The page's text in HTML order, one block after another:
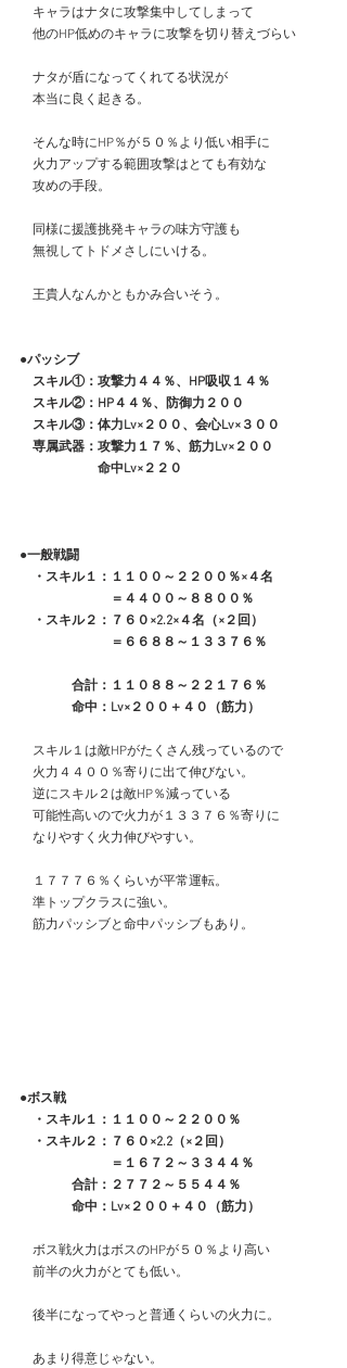
キャラはナタに攻撃集中してしまって
他のHP低めのキャラに攻撃を切り替えづらい
ナタが盾になってくれてる状況が
本当に良く起きる。
そんな時にHP％が５０％より低い相手に
火力アップする範囲攻撃はとても有効な
攻めの手段。
同様に援護挑発キャラの味方守護も
無視してトドメさしにいける。
王貴人なんかともかみ合いそう。
●パッシブ
スキル①：攻撃力４４％、HP吸収１４％
スキル②：HP４４％、防御力２００
スキル③：体力Lv×２００、会心Lv×３００
専属武器：攻撃力１７％、筋力Lv×２００
命中Lv×２２０
●一般戦闘
・スキル１：１１００～２２００％×４名
＝４４００～８８００％
・スキル２：７６０×2.2×４名（×２回）
＝６６８８～１３３７６％
合計：１１０８８～２２１７６％
命中：Lv×２００＋４０（筋力）
スキル１は敵HPがたくさん残っているので
火力４４００％寄りに出て伸びない。
逆にスキル２は敵HP％減っている
可能性高いので火力が１３３７６％寄りに
なりやすく火力伸びやすい。
１７７７６％くらいが平常運転。
準トップクラスに強い。
筋力パッシブと命中パッシブもあり。
●ボス戦
・スキル１：１１００～２２００％
・スキル２：７６０×2.2（×２回）
＝１６７２～３３４４％
合計：２７７２～５５４４％
命中：Lv×２００＋４０（筋力）
ボス戦火力はボスのHPが５０％より高い
前半の火力がとても低い。
後半になってやっと普通くらいの火力に。
あまり得意じゃない。